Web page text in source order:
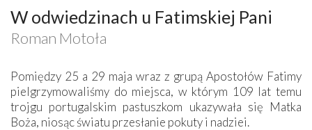
W odwiedzinach u Fatimskiej Pani
Roman Motoła
Pomiędzy 25 a 29 maja wraz z grupą Apostołów Fatimy
pielgrzymowaliśmy do miejsca, w którym 109 lat temu
trojgu portugalskim pastuszkom ukazywała się Matka
Boża, niosąc światu przesłanie pokuty i nadziei.